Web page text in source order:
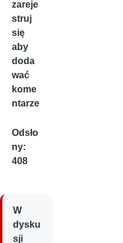
zareje
struj
się
aby
doda
wać
kome
ntarze
Odsło
ny:
408
W
dysku
sji